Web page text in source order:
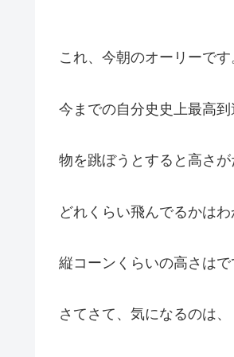
これ、今朝のオーリーです
今までの自分史史上最高到
物を跳ぼうとすると高さ
どれくらい飛んでるかはわ
縦コーンくらいの高さは
さてさて、気になるのは、